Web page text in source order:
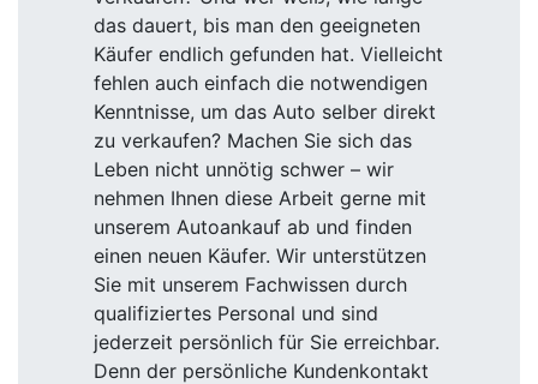
das dauert, bis man den geeigneten
Käufer endlich gefunden hat. Vielleicht
fehlen auch einfach die notwendigen
Kenntnisse, um das Auto selber direkt
zu verkaufen? Machen Sie sich das
Leben nicht unnötig schwer – wir
nehmen Ihnen diese Arbeit gerne mit
unserem Autoankauf ab und finden
einen neuen Käufer. Wir unterstützen
Sie mit unserem Fachwissen durch
qualifiziertes Personal und sind
jederzeit persönlich für Sie erreichbar.
Denn der persönliche Kundenkontakt